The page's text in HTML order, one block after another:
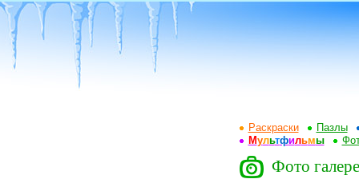
Раскраски
Пазлы
Мультфильмы
Фото